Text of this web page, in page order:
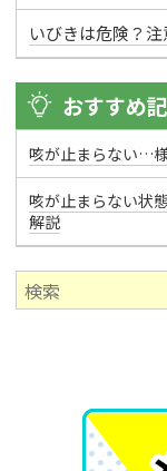
いびきは危険？
おすすめ
咳が止まらない…
咳が止まらない状
解説